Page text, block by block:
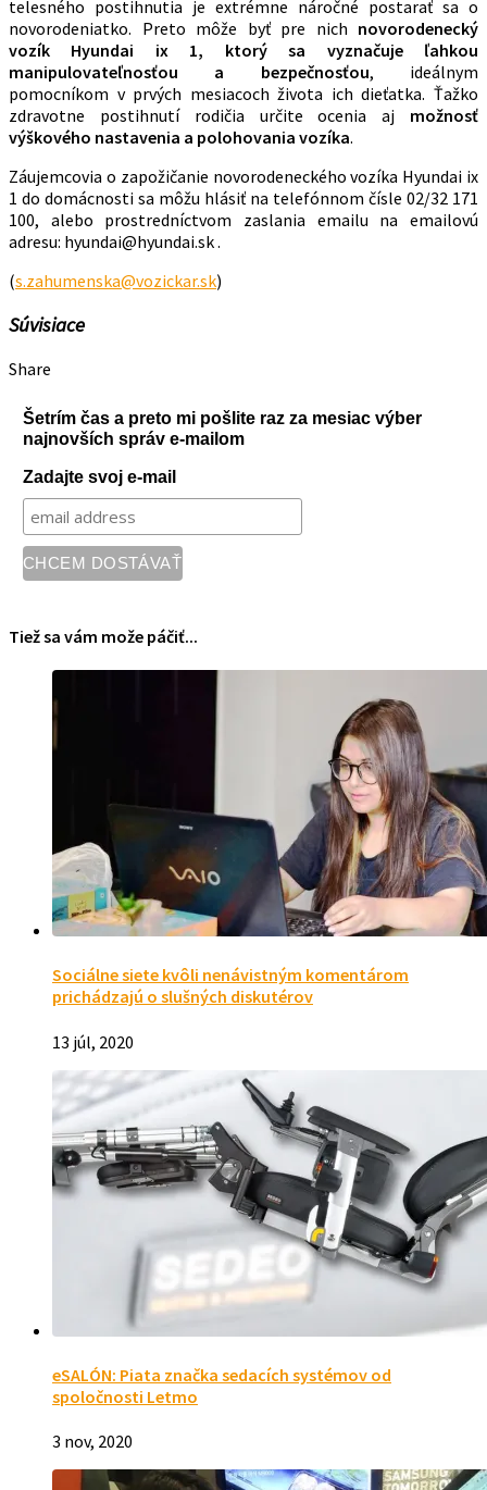
telesného postihnutia je extrémne náročné postarať sa o
novorodeniatko. Preto môže byť pre nich novorodenecký
vozík Hyundai ix 1, ktorý sa vyznačuje ľahkou
manipulovateľnosťou a bezpečnosťou, ideálnym
pomocníkom v prvých mesiacoch života ich dieťatka. Ťažko
zdravotne postihnutí rodičia určite ocenia aj možnosť
výškového nastavenia a polohovania vozíka.
Záujemcovia o zapožičanie novorodeneckého vozíka Hyundai ix
1 do domácnosti sa môžu hlásiť na telefónnom čísle 02/32 171
100, alebo prostredníctvom zaslania emailu na emailovú
adresu: hyundai@hyundai.sk .
(s.zahumenska@vozickar.sk)
Súvisiace
Share
Šetrím čas a preto mi pošlite raz za mesiac výber
najnovších správ e-mailom
Zadajte svoj e-mail
Tiež sa vám može páčiť...
Sociálne siete kvôli nenávistným komentárom
prichádzajú o slušných diskutérov
13 júl, 2020
eSALÓN: Piata značka sedacích systémov od
spoločnosti Letmo
3 nov, 2020